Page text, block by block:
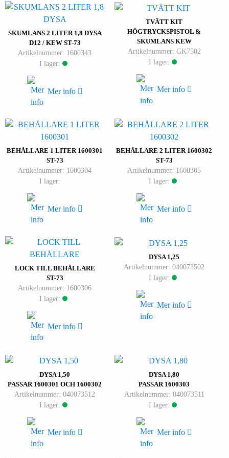
SKUMLANS 2 LITER 1,8 DYSA
D12 / KEW ST-73
Artikelnummer: 1600343
I lager:
Mer info
TVÄTT KIT
HÖGTRYCKSPISTOL &
SKUMLANS KEW
Artikelnummer: GK7502
I lager:
Mer info
BEHÅLLARE 1 LITER 1600301
ST-73
Artikelnummer: 1600304
I lager:
Mer info
BEHÅLLARE 2 LITER 1600302
ST-73
Artikelnummer: 1600305
I lager:
Mer info
LOCK TILL BEHÅLLARE
ST-73
Artikelnummer: 1600306
I lager:
Mer info
DYSA 1,25
Artikelnummer: 040073502
I lager:
Mer info
DYSA 1,50
PASSAR 1600301 OCH 1600302
Artikelnummer: 040073512
I lager:
Mer info
DYSA 1,80
PASSAR 1600303
Artikelnummer: 040073511
I lager:
Mer info